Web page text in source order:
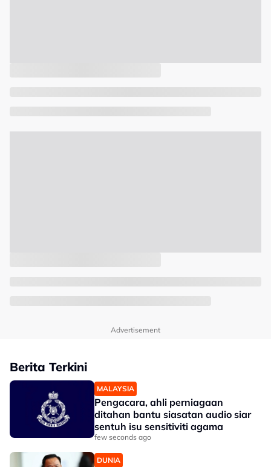
Advertisement
Berita Terkini
MALAYSIA
Pengacara, ahli perniagaan
ditahan bantu siasatan audio siar
sentuh isu sensitiviti agama
few seconds ago
DUNIA